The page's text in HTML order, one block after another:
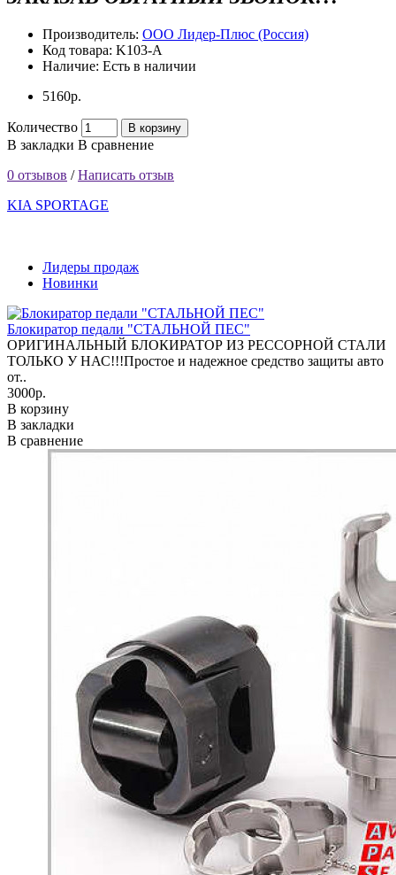
Производитель: ООО Лидер-Плюс (Россия)
Код товара: K103-A
Наличие: Есть в наличии
5160р.
Количество В корзину
В закладки В сравнение
0 отзывов /Написать отзыв
KIA SPORTAGE
Лидеры продаж
Новинки
Блокиратор педали "СТАЛЬНОЙ ПЕС"
ОРИГИНАЛЬНЫЙ БЛОКИРАТОР ИЗ РЕССОРНОЙ СТАЛИ
ТОЛЬКО У НАС!!!Простое и надежное средство защиты авто
от..
3000р.
В корзину
В закладки
В сравнение